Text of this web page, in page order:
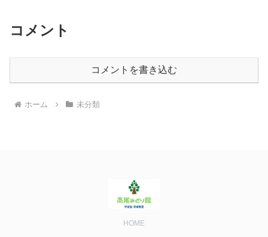
コメント
コメントを書き込む
ホーム 未分類
HOME